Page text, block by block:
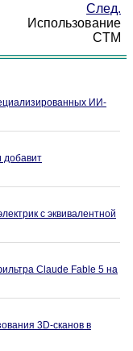
След.
Использование
CTM
ИИ-
добавит
с эквивалентной
Claude Fable 5 на
3D-сканов в